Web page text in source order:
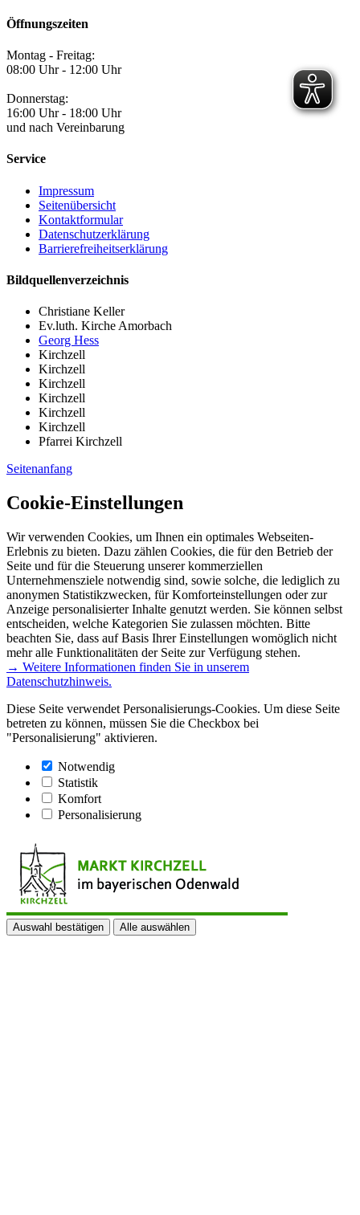
Öffnungszeiten
Montag - Freitag:
08:00 Uhr - 12:00 Uhr
Donnerstag:
16:00 Uhr - 18:00 Uhr
und nach Vereinbarung
Service
Impressum
Seitenübersicht
Kontaktformular
Datenschutzerklärung
Barrierefreiheitserklärung
Bildquellenverzeichnis
Christiane Keller
Ev.luth. Kirche Amorbach
Georg Hess
Kirchzell
Kirchzell
Kirchzell
Kirchzell
Kirchzell
Kirchzell
Pfarrei Kirchzell
Seitenanfang
Cookie-Einstellungen
Wir verwenden Cookies, um Ihnen ein optimales Webseiten-
Erlebnis zu bieten. Dazu zählen Cookies, die für den Betrieb der
Seite und für die Steuerung unserer kommerziellen
Unternehmensziele notwendig sind, sowie solche, die lediglich zu
anonymen Statistikzwecken, für Komforteinstellungen oder zur
Anzeige personalisierter Inhalte genutzt werden. Sie können selbst
entscheiden, welche Kategorien Sie zulassen möchten. Bitte
beachten Sie, dass auf Basis Ihrer Einstellungen womöglich nicht
mehr alle Funktionalitäten der Seite zur Verfügung stehen.
→ Weitere Informationen finden Sie in unserem
Datenschutzhinweis.
Diese Seite verwendet Personalisierungs-Cookies. Um diese Seite
betreten zu können, müssen Sie die Checkbox bei
"Personalisierung" aktivieren.
Notwendig
Statistik
Komfort
Personalisierung
Auswahl bestätigen Alle auswählen